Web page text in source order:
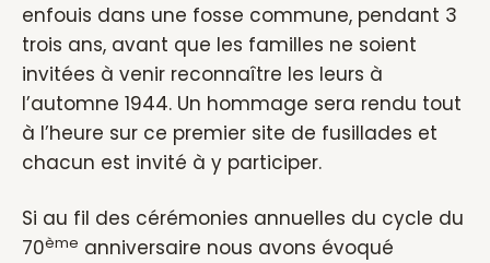
enfouis dans une fosse commune, pendant 3
trois ans, avant que les familles ne soient
invitées à venir reconnaître les leurs à
l’automne 1944. Un hommage sera rendu tout
à l’heure sur ce premier site de fusillades et
chacun est invité à y participer.
Si au fil des cérémonies annuelles du cycle du
70ème anniversaire nous avons évoqué